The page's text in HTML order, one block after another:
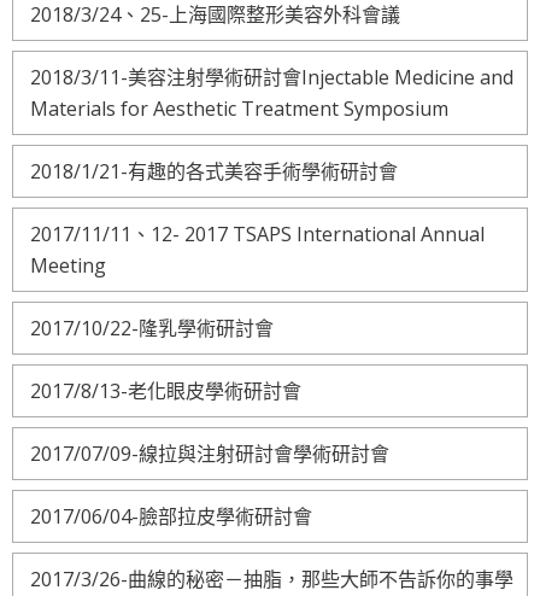
2018/3/24、25-上海國際整形美容外科會議
2018/3/11-美容注射學術研討會Injectable Medicine and
Materials for Aesthetic Treatment Symposium
2018/1/21-有趣的各式美容手術學術研討會
2017/11/11、12- 2017 TSAPS International Annual
Meeting
2017/10/22-隆乳學術研討會
2017/8/13-老化眼皮學術研討會
2017/07/09-線拉與注射研討會學術研討會
2017/06/04-臉部拉皮學術研討會
2017/3/26-曲線的秘密－抽脂，那些大師不告訴你的事學